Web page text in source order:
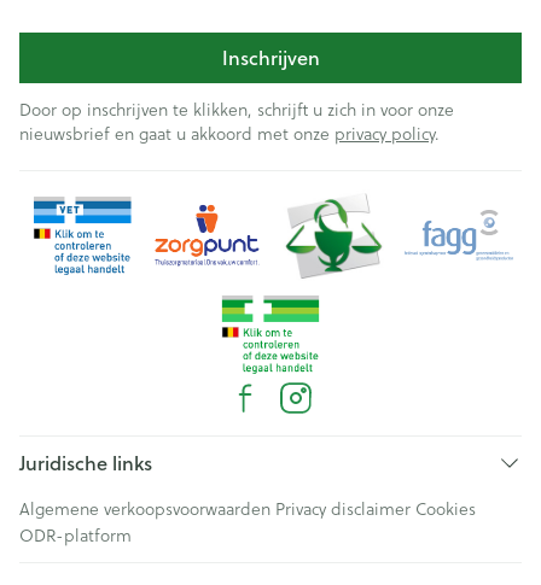
Inschrijven
Door op inschrijven te klikken, schrijft u zich in voor onze
nieuwsbrief en gaat u akkoord met onze privacy policy.
Juridische links
Algemene verkoopsvoorwaarden Privacy disclaimer Cookies
ODR-platform